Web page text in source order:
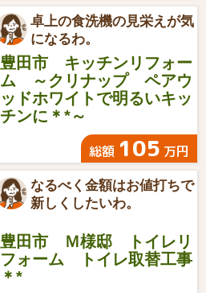
卓上の食洗機の見栄えが気
になるわ。
豊田市 キッチンリフォー
ム ～クリナップ ペアウ
ッドホワイトで明るいキッ
チンに＊*～
総額 105 万円
なるべく金額はお値打ちで
新しくしたいわ。
豊田市 Ｍ様邸 トイレリ
フォーム トイレ取替工事
＊*